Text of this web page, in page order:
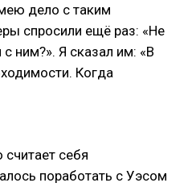
дело с таким
спросили ещё раз: «Не
ним?». Я сказал им: «В
Когда
себя
поработать с Уэсом